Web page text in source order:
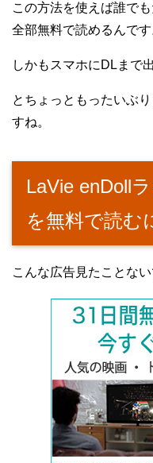
この方法を使えば誰で
全部無料で読めるんです
しかもスマホにDLまで
とちょっともったいぶ
すね。
LaVie enDoll
を無料で読む
こんな広告見たことない